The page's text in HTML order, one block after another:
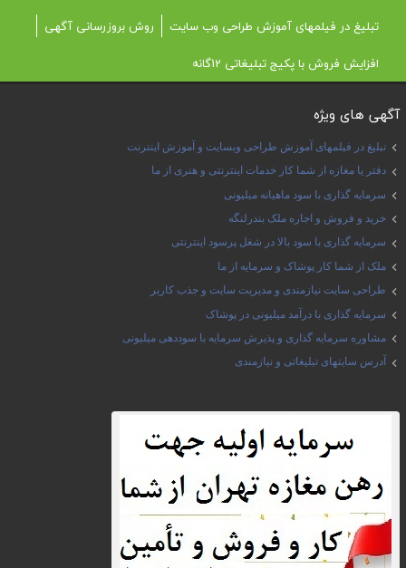
تبلیغ در فیلمهای آموزش طراحی وب سایت
روش بروزرسانی آگهی
افزایش فروش با پکیج تبلیغاتی 12گانه
آگهی های ویژه
تبلیغ در فیلمهای آموزش طراحی وبسایت و آموزش اینترنت
دفتر یا مغازه از شما کار خدمات اینترنتی و هنری از ما
سرمایه گذاری با سود ماهیانه میلیونی
خرید و فروش و اجاره ملک بندرلنگه
سرمایه گذاری با سود بالا در شغل پرسود اینترنتی
ملک از شما کار پوشاک و سرمایه از ما
طراحی سایت نیازمندی و مدیریت سایت و جذب کاربر
سرمایه گذاری با درآمد میلیونی در پوشاک
مشاوره سرمایه گذاری و پذیرش سرمایه با سوددهی میلیونی
آدرس سایتهای تبلیغاتی و نیازمندی